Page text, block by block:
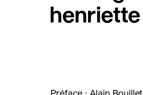
Préface : Alain Bouillet